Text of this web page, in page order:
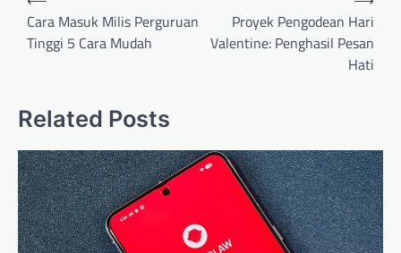
navigation
Cara Masuk Milis Perguruan
Tinggi 5 Cara Mudah
Proyek Pengodean Hari
Valentine: Penghasil Pesan
Hati
Related Posts